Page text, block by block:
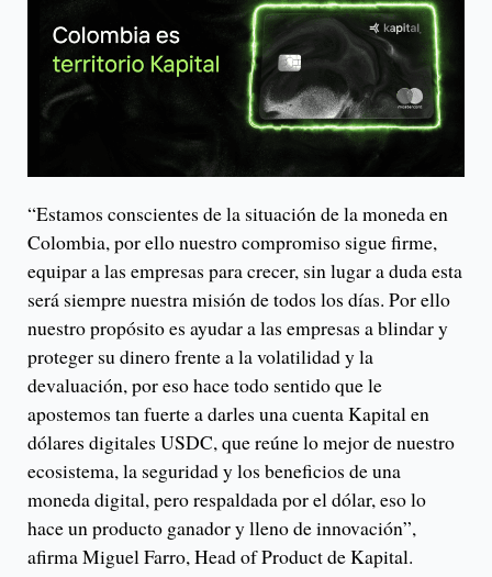
“Estamos conscientes de la situación de la moneda en
Colombia, por ello nuestro compromiso sigue firme,
equipar a las empresas para crecer, sin lugar a duda esta
será siempre nuestra misión de todos los días. Por ello
nuestro propósito es ayudar a las empresas a blindar y
proteger su dinero frente a la volatilidad y la
devaluación, por eso hace todo sentido que le
apostemos tan fuerte a darles una cuenta Kapital en
dólares digitales USDC, que reúne lo mejor de nuestro
ecosistema, la seguridad y los beneficios de una
moneda digital, pero respaldada por el dólar, eso lo
hace un producto ganador y lleno de innovación”,
afirma Miguel Farro, Head of Product de Kapital.